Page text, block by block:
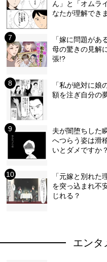
ん」と「オムラ
なたが理解でき
「嫁に問題が
母の驚きの見解
張!?
「私が絶対に
額を注ぎ自分の
夫が闇堕ちした
へつらう姿は滑
いとダメですか
「元嫁と別れ
を突っ込まれ不
じれる？
エンタ